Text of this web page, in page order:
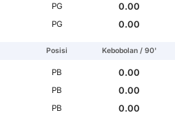
PG
0.00
PG 0.00
Posisi Kebobolan / 90'
PB
0.00
PB
0.00
PB
0.00